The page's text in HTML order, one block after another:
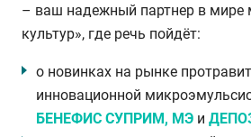
– ваш надежный партнер в
культур», где речь пойдёт:
о новинках на рынке
инновационной
БЕНЕФИС СУПРИМ, МЭ и